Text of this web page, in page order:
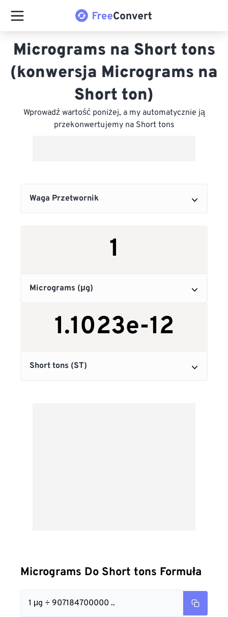
Micrograms na Short tons
(konwersja Micrograms na
Short ton)
Wprowadź wartość poniżej, a my automatycznie ją
przekonwertujemy na Short tons
Micrograms Do Short tons Formuła
1 μg ÷ 907184700000 ..